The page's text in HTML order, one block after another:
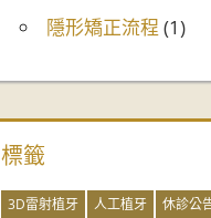
隱形矯正流程 (1)
標籤
3D雷射植牙 人工植牙 休診公